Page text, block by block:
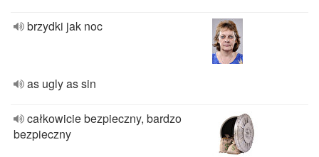
brzydki jak noc
as ugly as sin
całkowicie bezpieczny, bardzo
bezpieczny